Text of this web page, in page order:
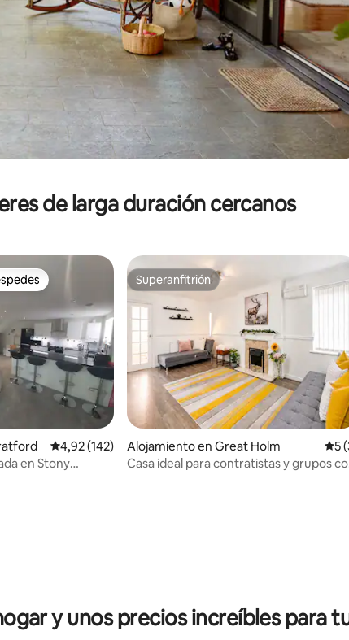
de larga duración cercanos
evaluaciones
más destacados
Calificación promedio: 4,92 de 5. 142 evaluaciones
4,92 (142)
en Stony
Superanfitrión
Superanfitrión
Alojamiento en Great Holm
5
Casa ideal para contratistas y grupos
y unos precios increíbles para